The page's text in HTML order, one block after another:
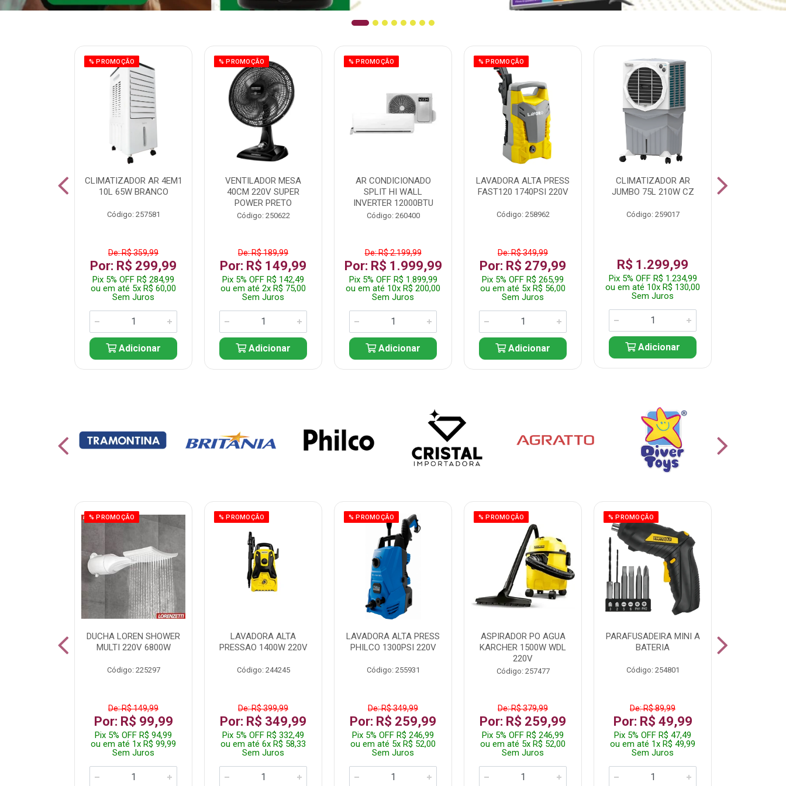
% PROMOÇÃO
CLIMATIZADOR AR 4EM1
10L 65W BRANCO
Código: 257581
De: R$ 359,99
Por: R$ 299,99
Pix 5% OFF R$ 284,99
ou em até 5x R$ 60,00
Sem Juros
Adicionar
% PROMOÇÃO
VENTILADOR MESA
40CM 220V SUPER
POWER PRETO
Código: 250622
De: R$ 189,99
Por: R$ 149,99
Pix 5% OFF R$ 142,49
ou em até 2x R$ 75,00
Sem Juros
Adicionar
% PROMOÇÃO
AR CONDICIONADO
SPLIT HI WALL
INVERTER 12000BTU
Código: 260400
De: R$ 2.199,99
Por: R$ 1.999,99
Pix 5% OFF R$ 1.899,99
ou em até 10x R$ 200,00
Sem Juros
Adicionar
% PROMOÇÃO
LAVADORA ALTA PRESS
FAST120 1740PSI 220V
Código: 258962
De: R$ 349,99
Por: R$ 279,99
Pix 5% OFF R$ 265,99
ou em até 5x R$ 56,00
Sem Juros
Adicionar
CLIMATIZADOR AR
JUMBO 75L 210W CZ
Código: 259017
R$ 1.299,99
Pix 5% OFF R$ 1.234,99
ou em até 10x R$ 130,00
Sem Juros
Adicionar
% PROMOÇÃO
DUCHA LOREN SHOWER
MULTI 220V 6800W
Código: 225297
De: R$ 149,99
Por: R$ 99,99
Pix 5% OFF R$ 94,99
ou em até 1x R$ 99,99
Sem Juros
% PROMOÇÃO
LAVADORA ALTA
PRESSAO 1400W 220V
Código: 244245
De: R$ 399,99
Por: R$ 349,99
Pix 5% OFF R$ 332,49
ou em até 6x R$ 58,33
Sem Juros
% PROMOÇÃO
LAVADORA ALTA PRESS
PHILCO 1300PSI 220V
Código: 255931
De: R$ 349,99
Por: R$ 259,99
Pix 5% OFF R$ 246,99
ou em até 5x R$ 52,00
Sem Juros
% PROMOÇÃO
ASPIRADOR PO AGUA
KARCHER 1500W WDL
220V
Código: 257477
De: R$ 379,99
Por: R$ 259,99
Pix 5% OFF R$ 246,99
ou em até 5x R$ 52,00
Sem Juros
% PROMOÇÃO
PARAFUSADEIRA MINI A
BATERIA
Código: 254801
De: R$ 89,99
Por: R$ 49,99
Pix 5% OFF R$ 47,49
ou em até 1x R$ 49,99
Sem Juros